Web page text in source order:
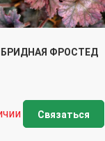
ФРОСТЕД
Связаться